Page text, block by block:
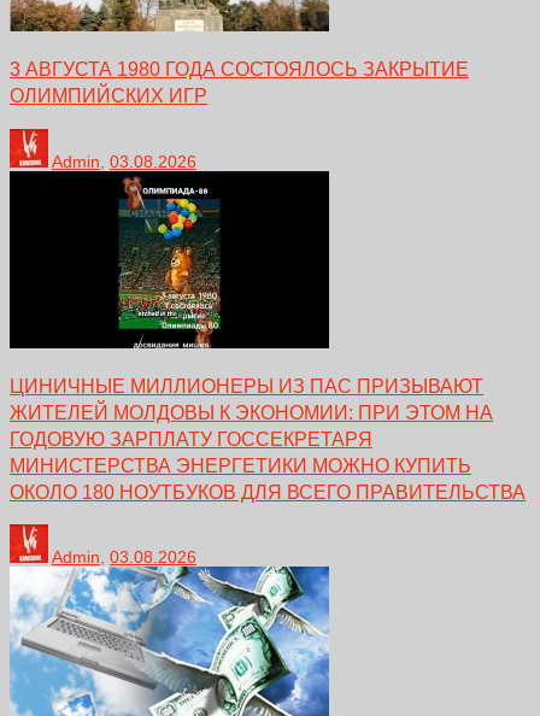
3 АВГУСТА 1980 ГОДА СОСТОЯЛОСЬ ЗАКРЫТИЕ
ОЛИМПИЙСКИХ ИГР
Admin 03.08.2026
ЦИНИЧНЫЕ МИЛЛИОНЕРЫ ИЗ ПАС ПРИЗЫВАЮТ
ЖИТЕЛЕЙ МОЛДОВЫ К ЭКОНОМИИ: ПРИ ЭТОМ НА
ГОДОВУЮ ЗАРПЛАТУ ГОССЕКРЕТАРЯ
МИНИСТЕРСТВА ЭНЕРГЕТИКИ МОЖНО КУПИТЬ
ОКОЛО 180 НОУТБУКОВ ДЛЯ ВСЕГО ПРАВИТЕЛЬСТВА
Admin, 03.08.2026